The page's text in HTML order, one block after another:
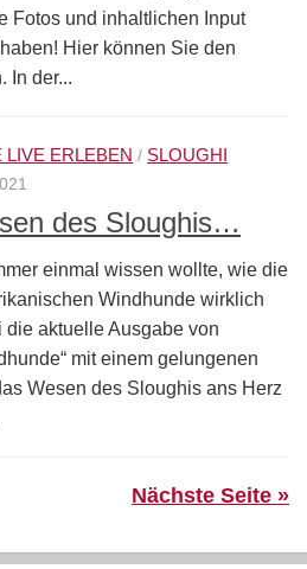
Fotos und inhaltlichen Input
Hier können Sie den
In der...
LIVE ERLEBEN / SLOUGHI
des Sloughis…
einmal wissen wollte, wie die
Windhunde wirklich
die aktuelle Ausgabe von
mit einem gelungenen
Wesen des Sloughis ans Herz
Nächste Seite »